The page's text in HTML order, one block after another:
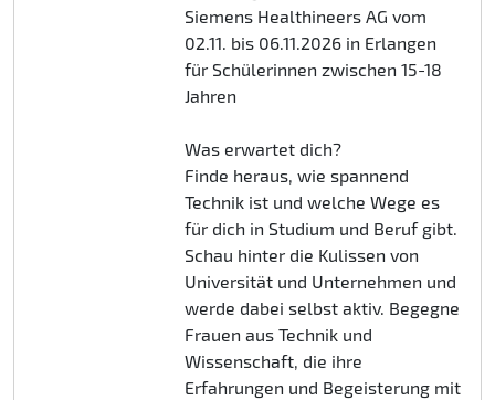
Siemens Healthineers AG vom
02.11. bis 06.11.2026 in Erlangen
für Schülerinnen zwischen 15-18
Jahren
Was erwartet dich?
Finde heraus, wie spannend
Technik ist und welche Wege es
für dich in Studium und Beruf gibt.
Schau hinter die Kulissen von
Universität und Unternehmen und
werde dabei selbst aktiv. Begegne
Frauen aus Technik und
Wissenschaft, die ihre
Erfahrungen und Begeisterung mit